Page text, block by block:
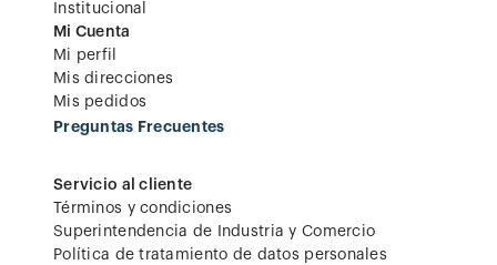
Institucional
Mi Cuenta
Mi perfil
Mis direcciones
Mis pedidos
Preguntas Frecuentes
Servicio al cliente
Términos y condiciones
Superintendencia de Industria y Comercio
Política de tratamiento de datos personales